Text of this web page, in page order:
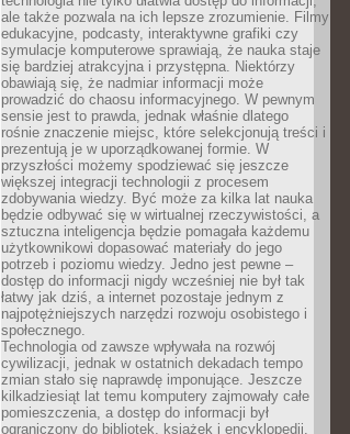
ale także pozwala na ich lepsze zrozumienie. Filmy
edukacyjne, podcasty, interaktywne grafiki czy
symulacje komputerowe sprawiają, że nauka staje
się bardziej atrakcyjna i przystępna. Niektórzy
obawiają się, że nadmiar informacji może
prowadzić do chaosu informacyjnego. W pewnym
sensie jest to prawda, jednak właśnie dlatego
rośnie znaczenie miejsc, które selekcjonują treści i
prezentują je w uporządkowanej formie. W
przyszłości możemy spodziewać się jeszcze
większej integracji technologii z procesem
zdobywania wiedzy. Być może za kilka lat nauka
będzie odbywać się w wirtualnej rzeczywistości, a
sztuczna inteligencja będzie pomagała każdemu
użytkownikowi dopasować materiały do jego
potrzeb i poziomu wiedzy. Jedno jest pewne –
dostęp do informacji nigdy wcześniej nie był tak
łatwy jak dziś, a internet pozostaje jednym z
najpotężniejszych narzędzi rozwoju osobistego i
społecznego.
Technologia od zawsze wpływała na rozwój
cywilizacji, jednak w ostatnich dekadach tempo
zmian stało się naprawdę imponujące. Jeszcze
kilkadziesiąt lat temu komputery zajmowały całe
pomieszczenia, a dostęp do informacji był
ograniczony do bibliotek, książek i encyklopedii.